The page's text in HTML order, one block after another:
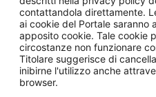
contattandola direttamente.
ai cookie del Portale saranno
apposito cookie. Tale cookie
circostanze non funzionare
Titolare suggerisce di
inibirne l'utilizzo anche
browser.